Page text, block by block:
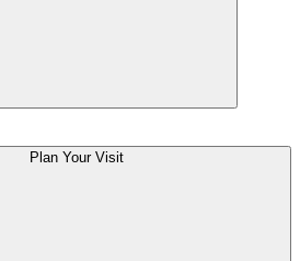
Plan Your Visit